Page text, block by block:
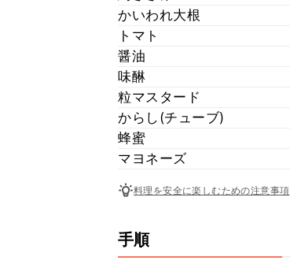
かいわれ大根
トマト
醤油
味醂
粒マスタード
からし(チューブ)
蜂蜜
マヨネーズ
料理を安全に楽しむための注意事項
手順